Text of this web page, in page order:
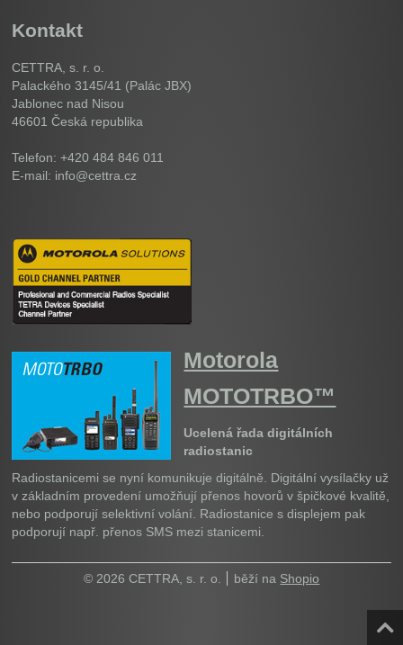
Kontakt
CETTRA, s. r. o.
Palackého 3145/41 (Palác JBX)
Jablonec nad Nisou
46601Česká republika
Telefon: +420 484 846 011
E-mail: info@cettra.cz
Motorola
MOTOTRBO™
Ucelená řada digitálních
radiostanic
Radiostanicemi se nyní komunikuje digitálně. Digitální vysílačky už
v základním provedení umožňují přenos hovorů v špičkové kvalitě,
nebo podporují selektivní volání. Radiostanice s displejem pak
podporují např. přenos SMS mezi stanicemi.
© 2026 CETTRA, s. r. o. běží na Shopio